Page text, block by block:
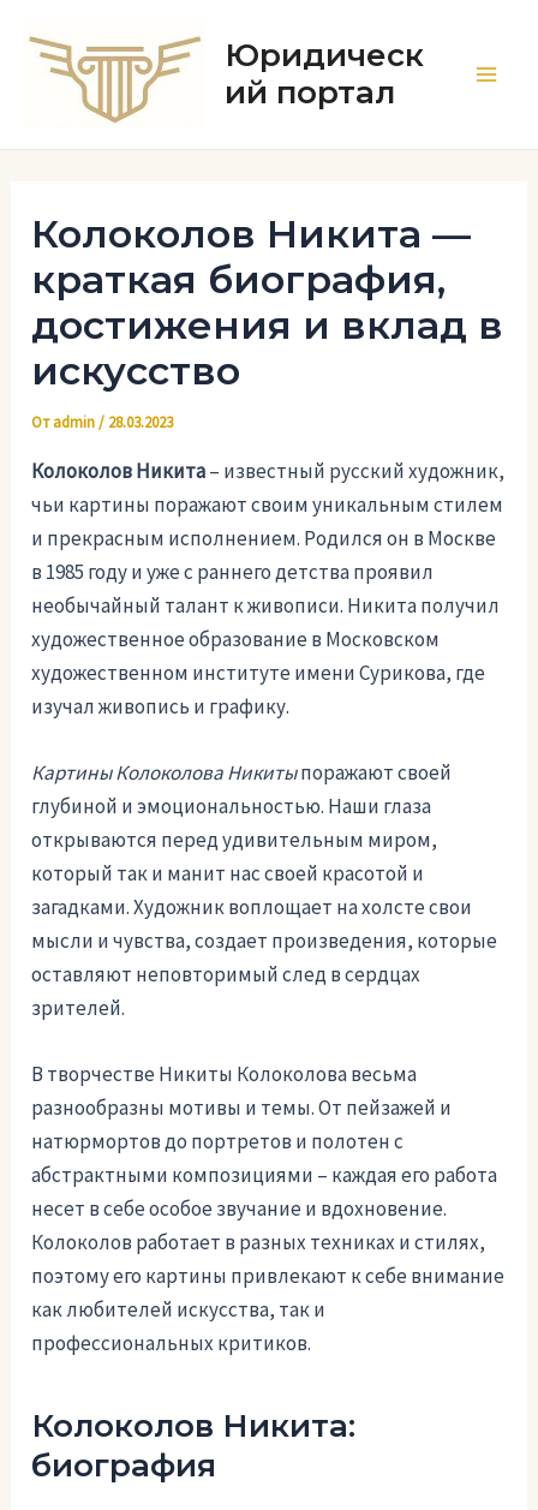
содержимому
Юридическ
ий портал
Колоколов Никита —
краткая биография,
достижения и вклад в
искусство
Отadmin/ 28.03.2023
Колоколов Никита– известный русский художник,
чьи картины поражают своим уникальным стилем
и прекрасным исполнением. Родился он в Москве
в 1985 году и уже с раннего детства проявил
необычайный талант к живописи. Никита получил
художественное образование в Московском
художественном институте имени Сурикова, где
изучал живопись и графику.
Картины Колоколова Никитыпоражают своей
глубиной и эмоциональностью. Наши глаза
открываются перед удивительным миром,
который так и манит нас своей красотой и
загадками. Художник воплощает на холсте свои
мысли и чувства, создает произведения, которые
оставляют неповторимый след в сердцах
зрителей.
В творчестве Никиты Колоколова весьма
разнообразны мотивы и темы. От пейзажей и
натюрмортов до портретов и полотен с
абстрактными композициями – каждая его работа
несет в себе особое звучание и вдохновение.
Колоколов работает в разных техниках и стилях,
поэтому его картины привлекают к себе внимание
как любителей искусства, так и
профессиональных критиков.
Колоколов Никита:
биография